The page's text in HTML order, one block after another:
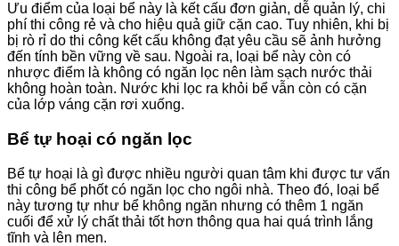
Ưu điểm của loại bể này là kết cấu đơn giản, dễ quản lý, chi
phí thi công rẻ và cho hiệu quả giữ cặn cao. Tuy nhiên, khi bị
bị rò rỉ do thi công kết cấu không đạt yêu cầu sẽ ảnh hưởng
đến tính bền vững về sau. Ngoài ra, loại bể này còn có
nhược điểm là không có ngăn lọc nên làm sạch nước thải
không hoàn toàn. Nước khi lọc ra khỏi bể vẫn còn có cặn
của lớp váng cặn rơi xuống.
Bể tự hoại có ngăn lọc
Bể tự hoại là gì được nhiều người quan tâm khi được tư vấn
thi công bể phốt có ngăn lọc cho ngôi nhà. Theo đó, loại bể
này tương tự như bể không ngăn nhưng có thêm 1 ngăn
cuối để xử lý chất thải tốt hơn thông qua hai quá trình lắng
tĩnh và lên men.